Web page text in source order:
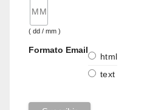
( dd / mm )
Formato Email
html
text